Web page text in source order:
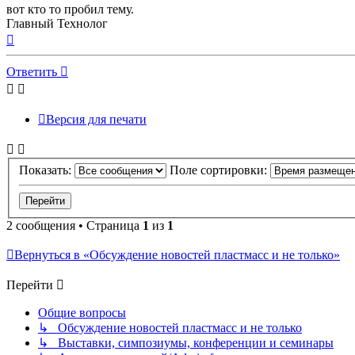
вот кто то пробил тему.
Главный Технолог
началу
Ответить
Версия для печати
Показать: Поле сортировки:
2 сообщения • Страница 1 из 1
Вернуться в «Обсуждение новостей пластмасс и не только»
Перейти
Общие вопросы
↳ Обсуждение новостей пластмасс и не только
↳ Выставки, симпозиумы, конференции и семинары